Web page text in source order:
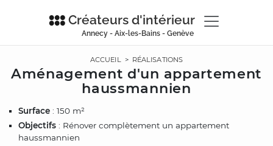
Créateurs d'intérieur
Annecy - Aix-les-Bains - Genève
ACCUEIL> RÉALISATIONS
Aménagement d'un appartement
haussmannien
Surface : 150 m²
Objectifs : Rénover complètement un appartement
haussmannien